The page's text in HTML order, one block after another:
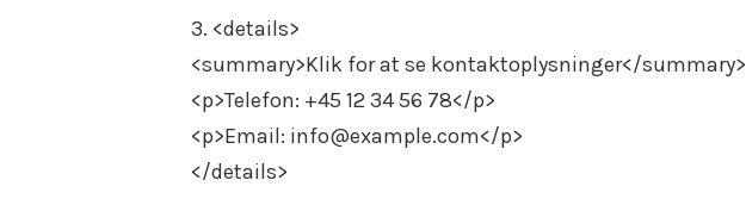
3. <details>
<summary>Klik for at se kontaktoplysninger</summary>
<p>Telefon: +45 12 34 56 78</p>
<p>Email: info@example.com</p>
</details>